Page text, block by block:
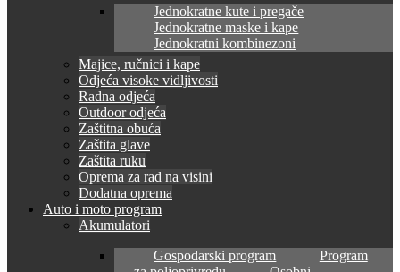
Jednokratne kute i pregače
Jednokratne maske i kape
Jednokratni kombinezoni
Majice, ručnici i kape
Odjeća visoke vidljivosti
Radna odjeća
Outdoor odjeća
Zaštitna obuća
Zaštita glave
Zaštita ruku
Oprema za rad na visini
Dodatna oprema
Auto i moto program
Akumulatori
Gospodarski program
Program